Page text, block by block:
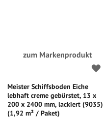
zum Markenprodukt
Meister Schiffsboden Eiche
lebhaft creme gebürstet, 13 x
200 x 2400 mm, lackiert (9035)
(1,92 m² / Paket)